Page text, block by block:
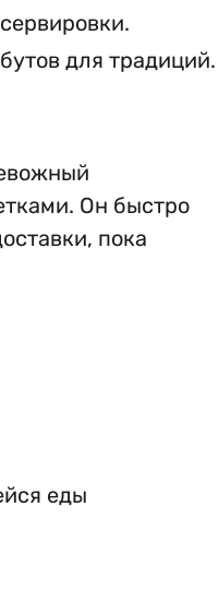
для традиций.
Он быстро
пока
еды